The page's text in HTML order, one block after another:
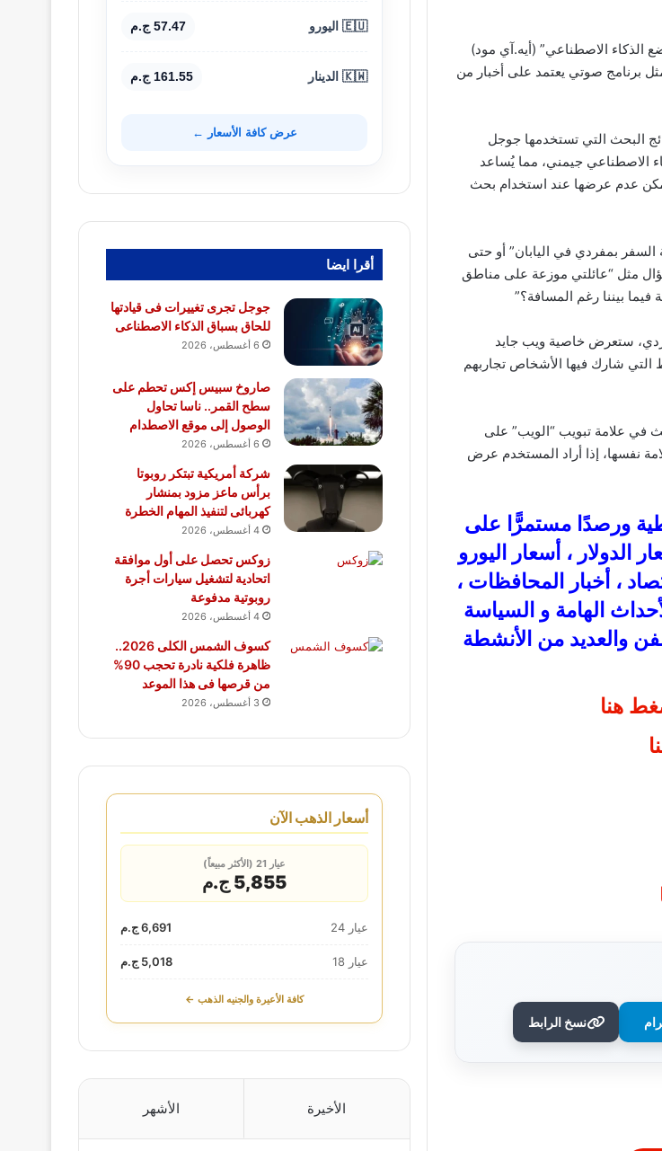
الاصطناعي” (أيه.آي مود)
برنامج صوتي يعتمد على أخبار من
البحث التي تستخدمها جوجل
الاصطناعي جيمني، مما يُساعد
عدم عرضها عند استخدام بحث
بمفردي في اليابان” أو حتى
مثل “عائلتي موزعة على مناطق
بيننا رغم المسافة؟”
ستعرض خاصية ويب جايد
التي شارك فيها الأشخاص تجاربهم
في علامة تبويب “الويب” على
نفسها، إذا أراد المستخدم عرض
ورصدًا مستمرًّا على
الدولار ، أسعار اليورو
، أخبار المحافظات ،
الهامة و السياسة
والعديد من الأنشطة
هنا
نسخ الرابط
تجرى تغييرات فى قيادتها للحاق
🇪🇺 اليورو 57.47 ج.م
🇰🇼 الدينار 161.55 ج.م
عرض كافة الأسعار ←
أقرا ايضا
جوجل تجرى تغييرات فى قيادتها
للحاق بسباق الذكاء الاصطناعى
6 أغسطس، 2026
صاروخ سبيس إكس تحطم على
سطح القمر.. ناسا تحاول
الوصول إلى موقع الاصطدام
6 أغسطس، 2026
شركة أمريكية تبتكر روبوتا
برأس ماعز مزود بمنشار
كهربائى لتنفيذ المهام الخطرة
4 أغسطس، 2026
زوكس تحصل على أول موافقة
اتحادية لتشغيل سيارات أجرة
روبوتية مدفوعة
4 أغسطس، 2026
كسوف الشمس الكلى 2026..
ظاهرة فلكية نادرة تحجب 90%
من قرصها فى هذا الموعد
3 أغسطس، 2026
أسعار الذهب الآن
عيار 21 (الأكثر مبيعاً)
5,855 ج.م
عيار 24 6,691 ج.م
عيار 18 5,018 ج.م
كافة الأعيرة والجنيه الذهب ←
الأخيرة الأشهر